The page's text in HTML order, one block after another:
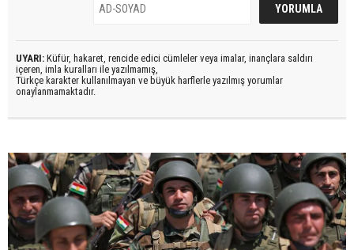
UYARI: Küfür, hakaret, rencide edici cümleler veya imalar, inançlara saldırı
içeren, imla kuralları ile yazılmamış,
Türkçe karakter kullanılmayan ve büyük harflerle yazılmış yorumlar
onaylanmamaktadır.